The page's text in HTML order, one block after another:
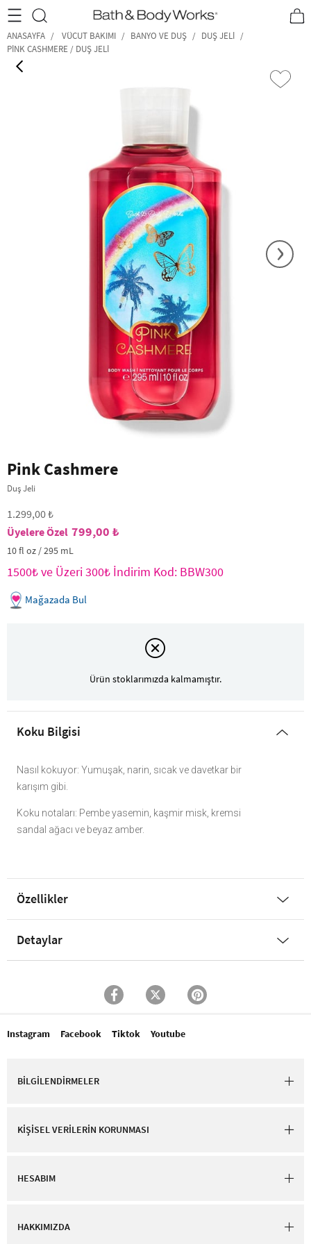
•2200₺ ve Üzeri Kargo Ücretsiz!• *Promosyon Detayları
ANASAYFA VÜCUT BAKIMI BANYO VE DUŞ
DUŞ JELI
PINK CASHMERE / DUŞ JELI
›
Pink Cashmere
Duş Jeli
1.299,00 ₺
799,00 ₺
10 fl oz / 295 mL
1500₺ ve Üzeri 300₺ İndirim Kod: BBW300
Mağazada Bul
Ürün stoklarımızda kalmamıştır.
Koku Bilgisi
Nasıl kokuyor: Yumuşak, narin, sıcak ve davetkar bir
karışım gibi.
Koku notaları: Pembe yasemin, kaşmir misk, kremsi
sandal ağacı ve beyaz amber.
Özellikler
Detaylar
Instagram Facebook Tiktok Youtube
BİLGİLENDİRMELER
KİŞİSEL VERİLERİN KORUNMASI
HESABIM
HAKKIMIZDA